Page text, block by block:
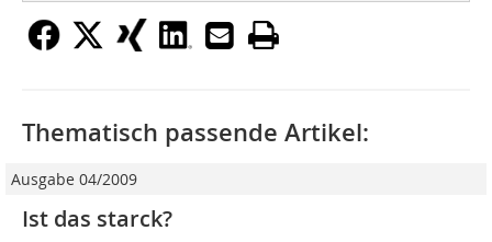
Thematisch passende Artikel:
Ausgabe 04/2009
Ist das starck?